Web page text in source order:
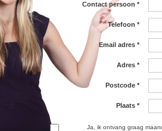
Contact persoon *
Telefoon *
Email adres *
Adres *
Postcode *
Plaats *
Ja, ik ontvang graag